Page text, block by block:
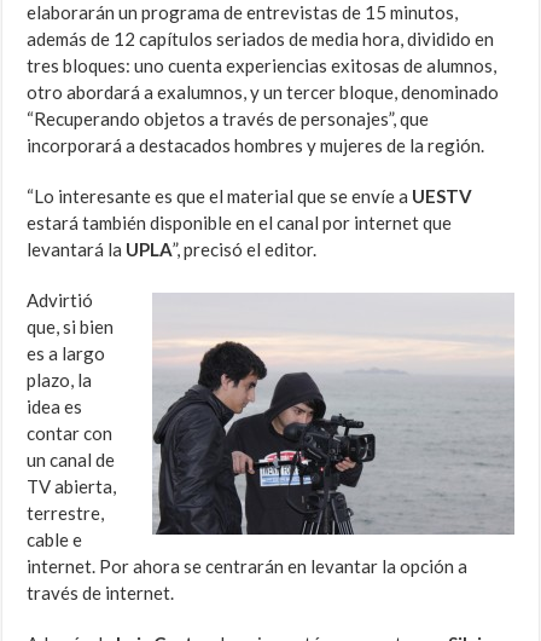
elaborarán un programa de entrevistas de 15 minutos,
además de 12 capítulos seriados de media hora, dividido en
tres bloques: uno cuenta experiencias exitosas de alumnos,
otro abordará a exalumnos, y un tercer bloque, denominado
“Recuperando objetos a través de personajes”, que
incorporará a destacados hombres y mujeres de la región.
“Lo interesante es que el material que se envíe a UESTV
estará también disponible en el canal por internet que
levantará la UPLA”, precisó el editor.
Advirtió
que, si bien
es a largo
plazo, la
idea es
contar con
un canal de
TV abierta,
terrestre,
cable e
internet. Por ahora se centrarán en levantar la opción a
través de internet.